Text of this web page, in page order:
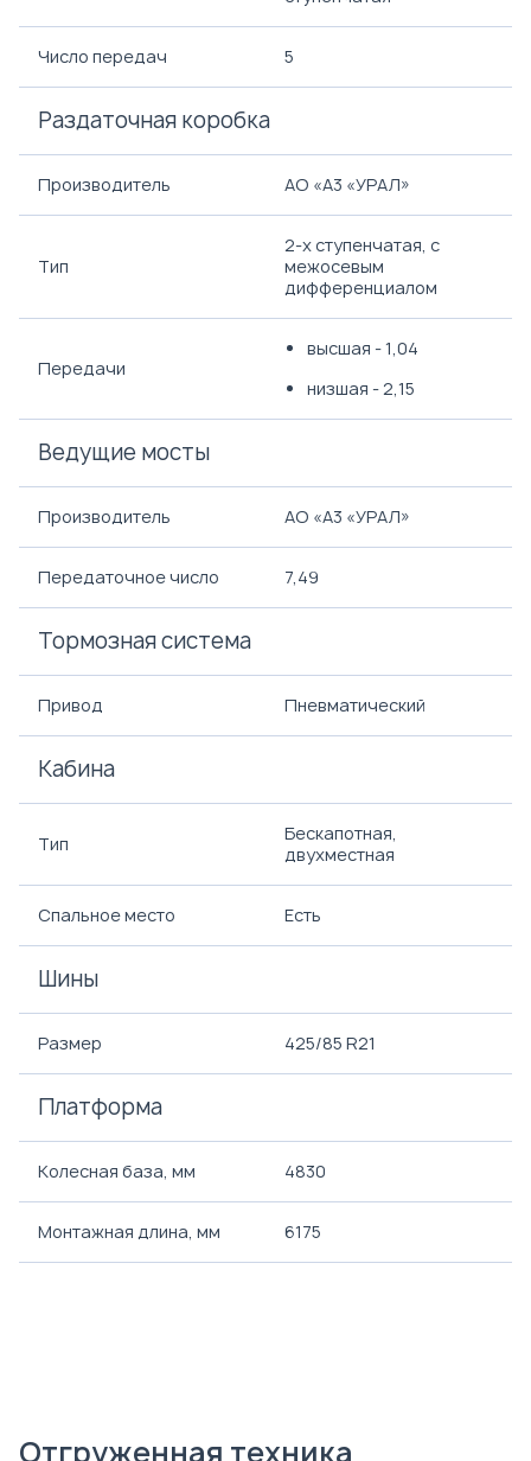
Число передач 5
Раздаточная коробка
Производитель АО «A3 «УРАЛ»
Тип
2-х ступенчатая, с
межосевым
дифференциалом
Передачи
высшая - 1,04
низшая - 2,15
Ведущие мосты
Производитель АО «A3 «УРАЛ»
Передаточное число 7,49
Тормозная система
Привод Пневматический
Кабина
Тип
Бескапотная,
двухместная
Спальное место Есть
Шины
Размер 425/85 R21
Платформа
Колесная база, мм 4830
Монтажная длина, мм 6175
Отгруженная техника